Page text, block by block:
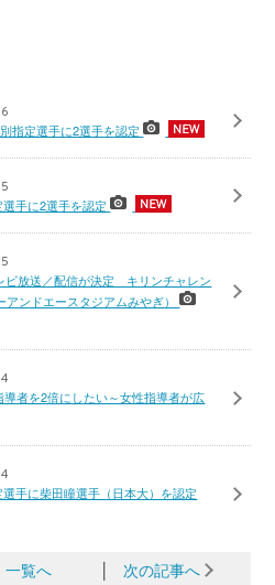
指定選手に2選手を認定
選手に2選手を認定
ビ放送／配信が決定 キリンチャレン
アンドエースタジアムみやぎ）
導者を2倍にしたい～女性指導者が広
手に柴田瞳選手（日本大）を認定
一覧へ │ 次の記事へ